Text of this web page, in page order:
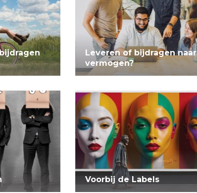
Leveren of bijdragen naar
vermogen?
Voorbij de Labels